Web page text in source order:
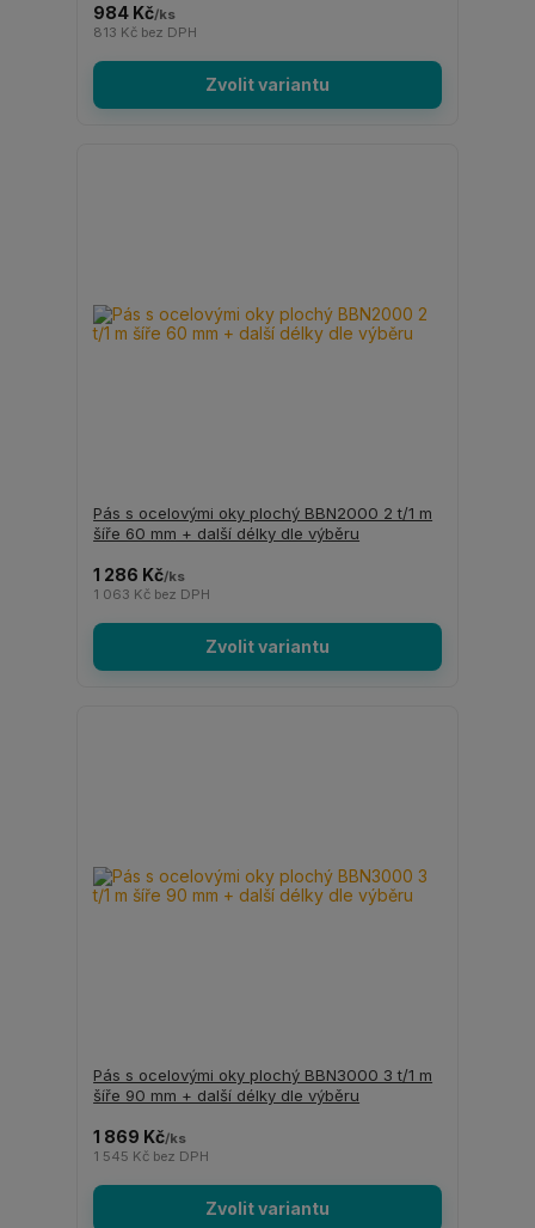
984 Kč/ks
813 Kč bez DPH
Zvolit variantu
Pás s ocelovými oky plochý BBN2000 2 t/1 m
šíře 60 mm + další délky dle výběru
1 286 Kč/ks
1 063 Kč bez DPH
Zvolit variantu
Pás s ocelovými oky plochý BBN3000 3 t/1 m
šíře 90 mm + další délky dle výběru
1 869 Kč/ks
1 545 Kč bez DPH
Zvolit variantu